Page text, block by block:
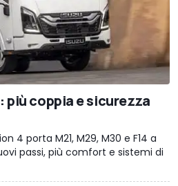
più coppia e sicurezza
4 porta M21, M29, M30 e F14 a
passi, più comfort e sistemi di